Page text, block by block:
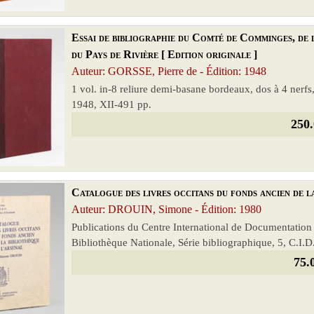
Essai de bibliographie du Comté de Comminges,
du Pays de Rivière [ Edition originale ]
Auteur: GORSSE, Pierre de - Édition: 1948
1 vol. in-8 reliure demi-basane bordeaux, dos à 4
1948, XII-491 pp.
Catalogue des livres occitans du fonds ancien
Auteur: DROUIN, Simone - Édition: 1980
Publications du Centre International de
Bibliothèque Nationale, Série bibliographique, 5,